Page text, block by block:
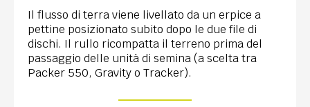
Il flusso di terra viene livellato da un erpice a
pettine posizionato subito dopo le due file di
dischi. Il rullo ricompatta il terreno prima del
passaggio delle unità di semina (a scelta tra
Packer 550, Gravity o Tracker).